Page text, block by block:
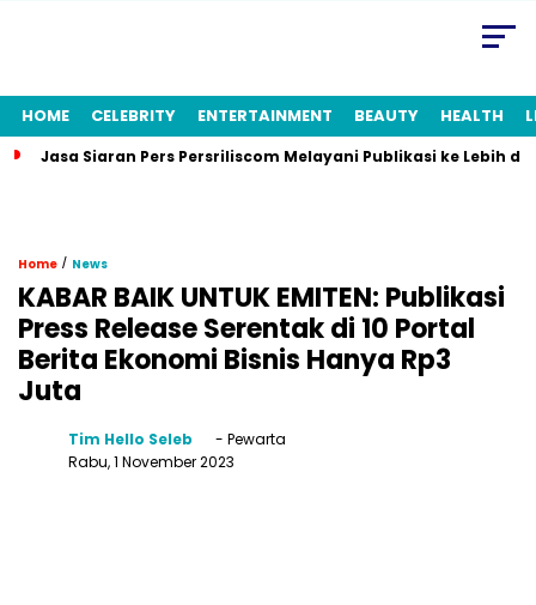
HOME CELEBRITY ENTERTAINMENT BEAUTY HEALTH
Jasa Siaran Pers Persriliscom Melayani Publikasi ke Lebih
Home / News
KABAR BAIK UNTUK EMITEN: Publikasi
Press Release Serentak di 10 Portal
Berita Ekonomi Bisnis Hanya Rp3
Juta
Tim Hello Seleb
- Pewarta
Rabu, 1 November 2023